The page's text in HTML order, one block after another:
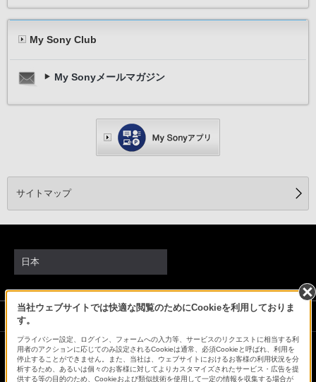
My Sony Club
My Sonyメールマガジン
サイトマップ
当社ウェブサイトでは快適な閲覧のためにCookieを利用しておりま
す。
プライバシー設定、ログイン、フォームへの入力等、サービスのリクエストに相当する利
用者のアクションに応じてのみ設定されるCookieは通常、必須Cookieと呼ばれ、利用を
停止することができません。また、当社は、ウェブサイトにおけるお客様の利用状況を分
析するため、あるいは個々のお客様に対してよりカスタマイズされたサービス・広告を提
供する等の目的のため、Cookieおよび類似技術を使用して一定の情報を収集する場合が
日本
ソニーストアでのお買い物にあたって
会社情報 採用情報 特約店のご案内
ニュースリリース